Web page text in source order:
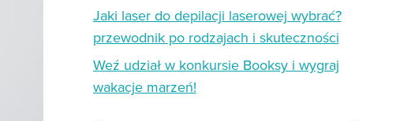
Jaki laser do depilacji laserowej wybrać?
przewodnik po rodzajach i skuteczności
Weź udział w konkursie Booksy i wygraj
wakacje marzeń!